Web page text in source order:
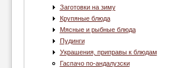
Заготовки на зиму
Крупяные блюда
Мясные и рыбные блюда
Пудинги
Украшения, приправы к блюдам
Гаспачо по-андалузски